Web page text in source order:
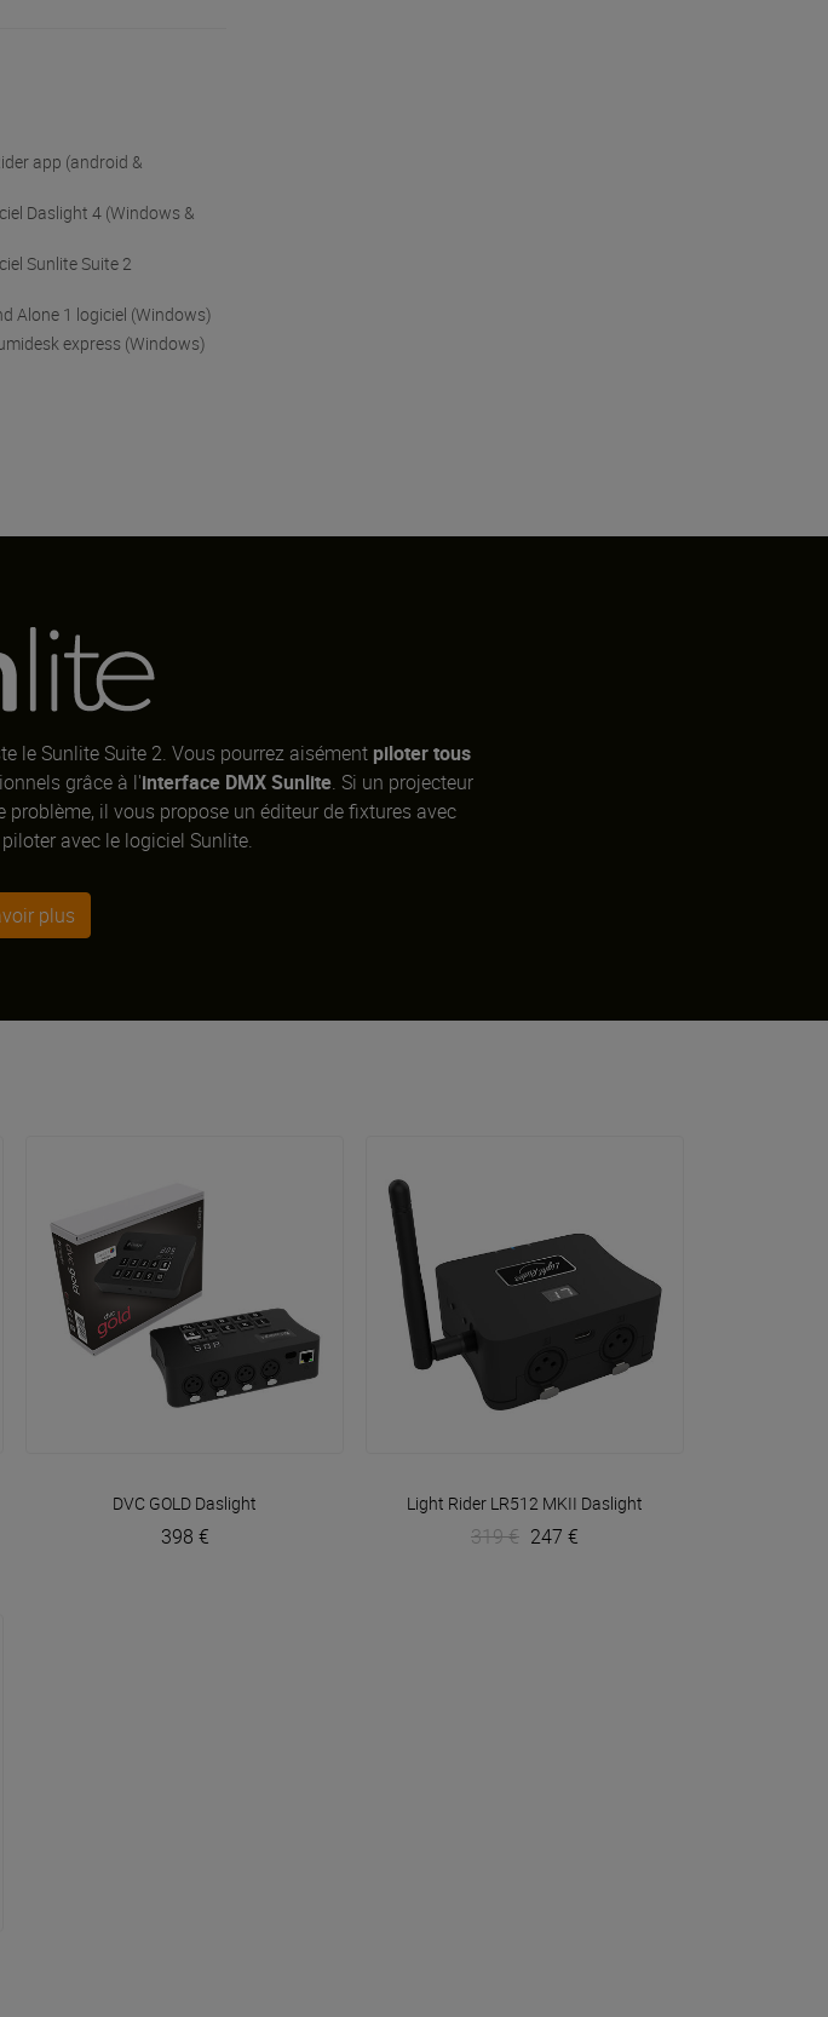
app (android &
Daslight 4 (Windows &
Sunlite Suite 2
Alone 1 logiciel (Windows)
express (Windows)
le Sunlite Suite 2. Vous pourrez aisément piloter tous
grâce à l'interface DMX Sunlite. Si un projecteur
il vous propose un éditeur de fixtures avec
avec le logiciel Sunlite.
plus
VOIR EN DÉTAIL
DVC GOLD Daslight
398 €
VOIR EN DÉTAIL
Light Rider LR512 MKII Daslight
319 € 247 €